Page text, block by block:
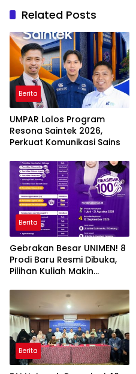
Related Posts
Berita
UMPAR Lolos Program
Resona Saintek 2026,
Perkuat Komunikasi Sains
Berita
Gebrakan Besar UNIMEN! 8
Prodi Baru Resmi Dibuka,
Pilihan Kuliah Makin
Berita